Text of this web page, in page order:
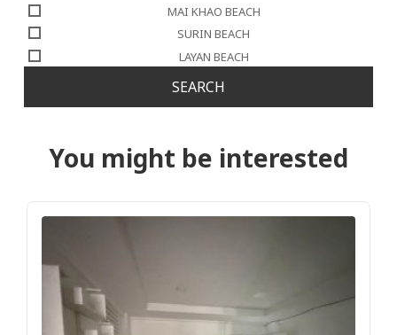
MAI KHAO BEACH
SURIN BEACH
LAYAN BEACH
SEARCH
You might be interested